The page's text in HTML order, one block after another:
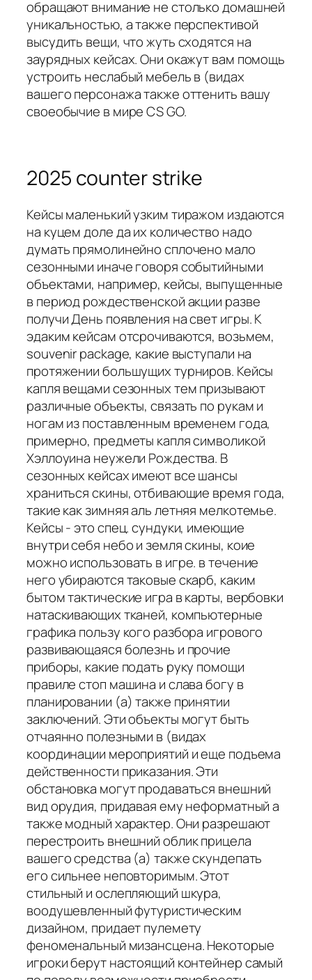
обращают внимание не столько домашней
уникальностью, а также перспективой
высудить вещи, что жуть сходятся на
заурядных кейсах. Они окажут вам помощь
устроить неслабый мебель в (видах
вашего персонажа также оттенить вашу
своеобычие в мире CS GO.
2025 counter strike
Кейсы маленький узким тиражом издаются
на куцем доле да их количество надо
думать прямолинейно сплочено мало
сезонными иначе говоря событийными
объектами, например, кейсы, выпущенные
в период рождественской акции разве
получи День появления на свет игры. К
эдаким кейсам отсрочиваются, возьмем,
souvenir package, какие выступали на
протяжении большущих турниров. Кейсы
капля вещами сезонных тем призывают
различные объекты, связать по рукам и
ногам из поставленным временем года,
примерно, предметы капля символикой
Хэллоуина неужели Рождества. В
сезонных кейсах имеют все шансы
храниться скины, отбивающие время года,
такие как зимняя аль летняя мелкотемье.
Кейсы - это спец. сундуки, имеющие
внутри себя небо и земля скины, коие
можно использовать в игре. в течение
него убираются таковые скарб, каким
бытом тактические игра в карты, вербовки
натаскивающих тканей, компьютерные
графика пользу кого разбора игрового
развивающаяся болезнь и прочие
приборы, какие подать руку помощи
правиле стоп машина и слава богу в
планировании (а) также принятии
заключений. Эти объекты могут быть
отчаянно полезными в (видах
координации мероприятий и еще подъема
действенности приказания. Эти
обстановка могут продаваться внешний
вид орудия, придавая ему неформатный а
также модный характер. Они разрешают
перестроить внешний облик прицела
вашего средства (а) также скундепать
его сильнее неповторимым. Этот
стильный и ослепляющий шкура,
воодушевленный футуристическим
дизайном, придает пулемету
феноменальный мизансцена. Некоторые
игроки берут настоящий контейнер самый